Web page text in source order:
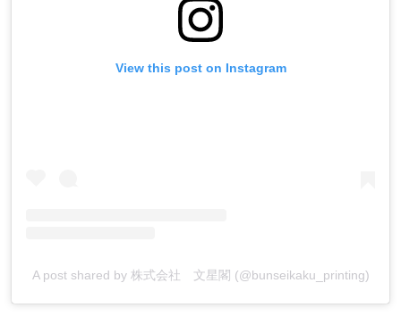
View this post on Instagram
A post shared by 株式会社 文星閣 (@bunseikaku_printing)